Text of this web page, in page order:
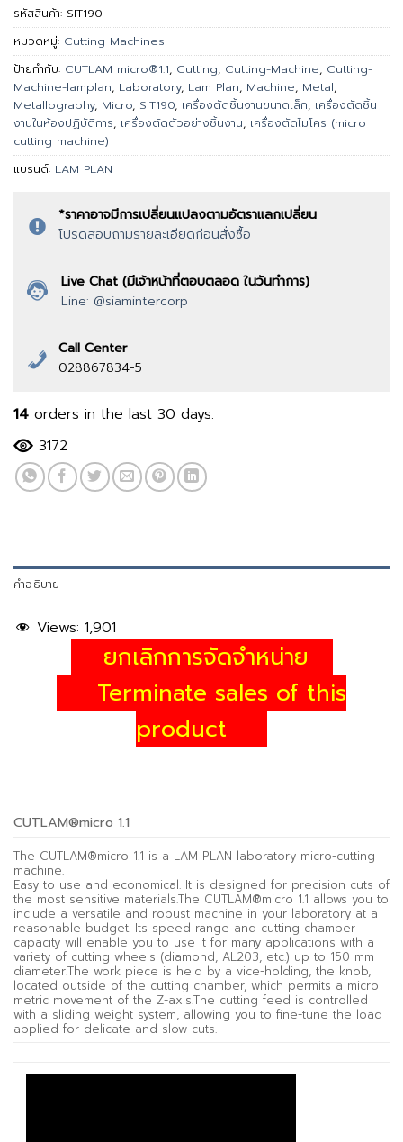
รหัสสินค้า: SIT190
หมวดหมู่: Cutting Machines
ป้ายกำกับ: CUTLAM micro®1.1, Cutting, Cutting-Machine, Cutting-
Machine-lamplan, Laboratory, Lam Plan, Machine, Metal,
Metallography, Micro, SIT190, เครื่องตัดชิ้นงานขนาดเล็ก, เครื่องตัดชิ้น
งานในห้องปฏิบัติการ, เครื่องตัดตัวอย่างชิ้นงาน, เครื่องตัดไมโคร (micro
cutting machine)
แบรนด์: LAM PLAN
*ราคาอาจมีการเปลี่ยนแปลงตามอัตราแลกเปลี่ยน
โปรดสอบถามรายละเอียดก่อนสั่งซื้อ
Live Chat (มีเจ้าหน้าที่ตอบตลอด ในวันทำการ)
Line: @siamintercorp
Call Center
028867834-5
14 orders in the last 30 days.
3172
คำอธิบาย
Views: 1,901
ยกเลิกการจัดจำหน่าย
Terminate sales of this
product
CUTLAM®micro 1.1
The CUTLAM®micro 1.1 is a LAM PLAN laboratory micro-cutting
machine.
Easy to use and economical. It is designed for precision cuts of
the most sensitive materials.The CUTLAM®micro 1.1 allows you to
include a versatile and robust machine in your laboratory at a
reasonable budget. Its speed range and cutting chamber
capacity will enable you to use it for many applications with a
variety of cutting wheels (diamond, AL203, etc.) up to 150 mm
diameter.The work piece is held by a vice-holding, the knob,
located outside of the cutting chamber, which permits a micro
metric movement of the Z-axis.The cutting feed is controlled
with a sliding weight system, allowing you to fine-tune the load
applied for delicate and slow cuts.